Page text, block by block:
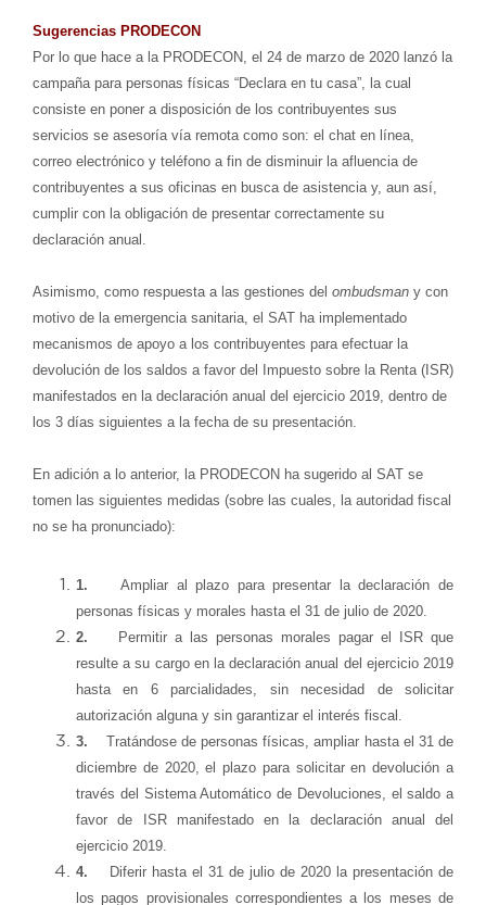
Sugerencias PRODECON
Por lo que hace a la PRODECON, el 24 de marzo de 2020 lanzó la
campaña para personas físicas “Declara en tu casa”, la cual
consiste en poner a disposición de los contribuyentes sus
servicios se asesoría vía remota como son: el chat en línea,
correo electrónico y teléfono a fin de disminuir la afluencia de
contribuyentes a sus oficinas en busca de asistencia y, aun así,
cumplir con la obligación de presentar correctamente su
declaración anual.
Asimismo, como respuesta a las gestiones del ombudsman y con
motivo de la emergencia sanitaria, el SAT ha implementado
mecanismos de apoyo a los contribuyentes para efectuar la
devolución de los saldos a favor del Impuesto sobre la Renta (ISR)
manifestados en la declaración anual del ejercicio 2019, dentro de
los 3 días siguientes a la fecha de su presentación.
En adición a lo anterior, la PRODECON ha sugerido al SAT se
tomen las siguientes medidas (sobre las cuales, la autoridad fiscal
no se ha pronunciado):
1.Ampliar al plazo para presentar la declaración de
personas físicas y morales hasta el 31 de julio de 2020.
2.
Permitir a las personas morales pagar el ISR que
resulte a su cargo en la declaración anual del ejercicio 2019
hasta en 6 parcialidades, sin necesidad de solicitar
autorización alguna y sin garantizar el interés fiscal.
3. Tratándose de personas físicas, ampliar hasta el 31 de
diciembre de 2020, el plazo para solicitar en devolución a
través del Sistema Automático de Devoluciones, el saldo a
favor de ISR manifestado en la declaración anual del
ejercicio 2019.
4.
Diferir hasta el 31 de julio de 2020 la presentación de
los pagos provisionales correspondientes a los meses de